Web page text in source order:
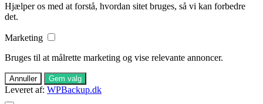
Hjælper os med at forstå, hvordan sitet bruges, så vi kan forbedre
det.
Marketing
Bruges til at målrette marketing og vise relevante annoncer.
Annuller Gem valg
Leveret af: WPBackup.dk